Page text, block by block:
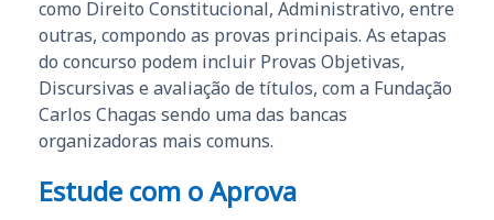
como Direito Constitucional, Administrativo, entre
outras, compondo as provas principais. As etapas
do concurso podem incluir Provas Objetivas,
Discursivas e avaliação de títulos, com a Fundação
Carlos Chagas sendo uma das bancas
organizadoras mais comuns.
Estude com o Aprova